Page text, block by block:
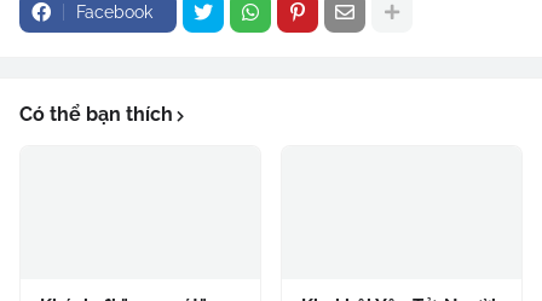
Facebook
Có thể bạn thích